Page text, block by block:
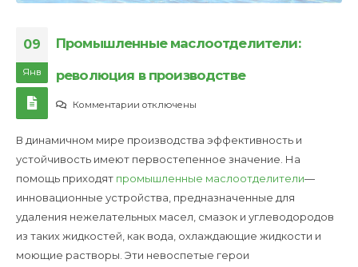
09
Янв
Промышленные маслоотделители:
революция в производстве
Комментариик
Промышленные
маслоотделители:
революция
в
производстве
отключены
В динамичном мире производства эффективность и
устойчивость имеют первостепенное значение. На
помощь приходят промышленные маслоотделители—
инновационные устройства, предназначенные для
удаления нежелательных масел, смазок и углеводородов
из таких жидкостей, как вода, охлаждающие жидкости и
моющие растворы. Эти невоспетые герои